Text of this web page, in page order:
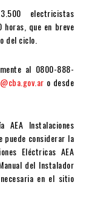
electricistas
horas, que en breve
del ciclo.
al 0800-888-
o desde
AEA Instalaciones
puede considerar la
Eléctricas AEA
del Instalador
en el sitio